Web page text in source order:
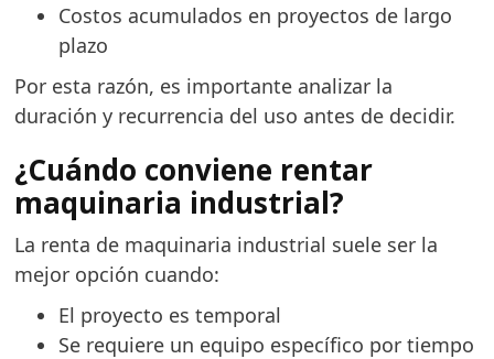
Costos acumulados en proyectos de largo
plazo
Por esta razón, es importante analizar la
duración y recurrencia del uso antes de decidir.
¿Cuándo conviene rentar
maquinaria industrial?
La renta de maquinaria industrial suele ser la
mejor opción cuando:
El proyecto es temporal
Se requiere un equipo específico por tiempo